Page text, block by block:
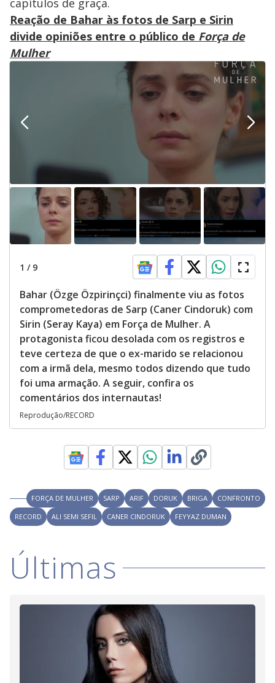
capítulos de graça.
Reação de Bahar às fotos de Sarp e Sirin
divide opiniões entre o público de Força de
Mulher
1 / 9
Bahar (Özge Özpirinçci) finalmente viu as fotos
comprometedoras de Sarp (Caner Cindoruk) com
Sirin (Seray Kaya) em Força de Mulher. A
protagonista ficou desolada com os registros e
teve certeza de que o ex-marido se relacionou
com a irmã dela, mesmo todos dizendo que tudo
foi uma armação. A seguir, confira os
comentários dos internautas!
Reprodução/RECORD
FORÇA DE MULHER SARP ARIF DORUK BRIGA
CONFRONTO
RECORD
ALI SEMI SEFIL CANER CINDORUK FEYYAZ DUMAN
Últimas